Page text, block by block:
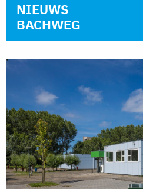
NIEUWS
BACHWEG